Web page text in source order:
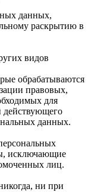
данных,
раскрытию в
видов
обрабатываются
правовых,
для
действующего
данных.
исключающие
лиц.
ни при